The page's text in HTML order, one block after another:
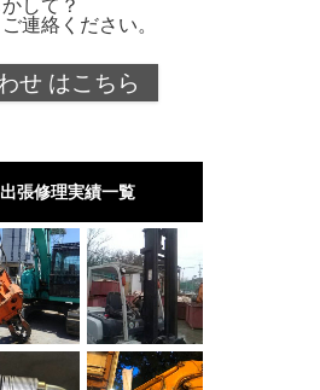
して？
連絡ください。
せ はこちら
張修理実績一覧